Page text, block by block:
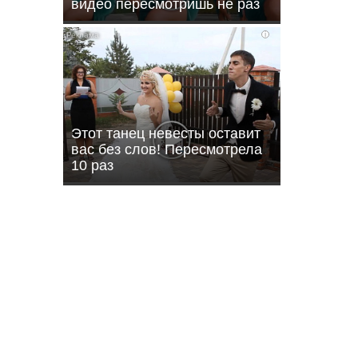
видео пересмотришь не раз
i
Этот танец невесты оставит
вас без слов! Пересмотрела
10 раз